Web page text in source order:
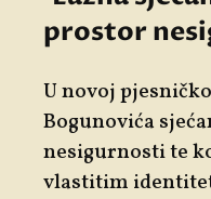
prostor
U novoj
Bogunovića
nesigurnosti te
vlastitim